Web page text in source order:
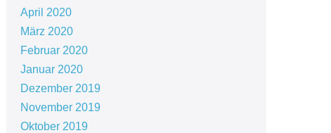
April 2020
März 2020
Februar 2020
Januar 2020
Dezember 2019
November 2019
Oktober 2019